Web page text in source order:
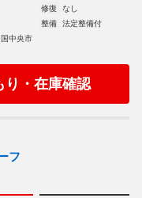
修復
なし
整備
法定整備付
中央市
り・在庫確認
フ